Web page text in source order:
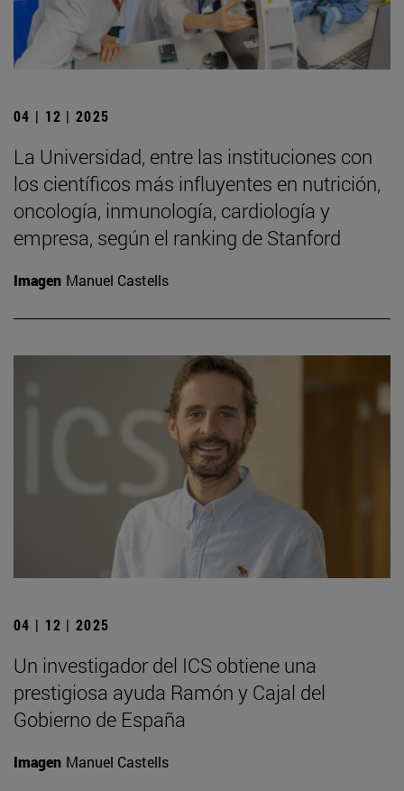
04 | 12 | 2025
La Universidad, entre las instituciones con
los científicos más influyentes en nutrición,
oncología, inmunología, cardiología y
empresa, según el ranking de Stanford
Imagen Manuel Castells
04 | 12 | 2025
Un investigador del ICS obtiene una
prestigiosa ayuda Ramón y Cajal del
Gobierno de España
Imagen Manuel Castells